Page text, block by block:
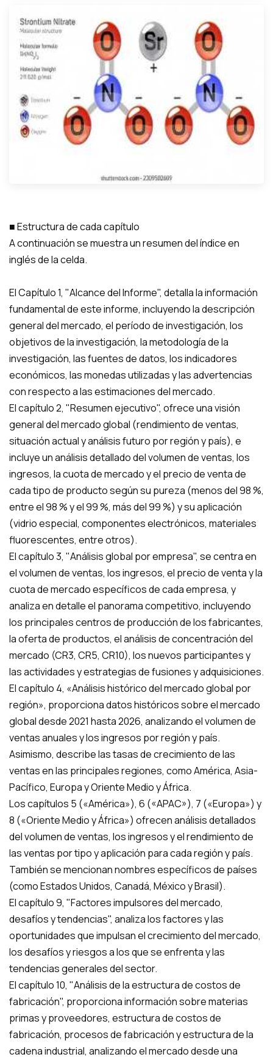
■ Estructura de cada capítulo
A continuación se muestra un resumen del índice en
inglés de la celda.
El Capítulo 1, "Alcance del Informe", detalla la información
fundamental de este informe, incluyendo la descripción
general del mercado, el período de investigación, los
objetivos de la investigación, la metodología de la
investigación, las fuentes de datos, los indicadores
económicos, las monedas utilizadas y las advertencias
con respecto a las estimaciones del mercado.
El capítulo 2, "Resumen ejecutivo", ofrece una visión
general del mercado global (rendimiento de ventas,
situación actual y análisis futuro por región y país), e
incluye un análisis detallado del volumen de ventas, los
ingresos, la cuota de mercado y el precio de venta de
cada tipo de producto según su pureza (menos del 98 %,
entre el 98 % y el 99 %, más del 99 %) y su aplicación
(vidrio especial, componentes electrónicos, materiales
fluorescentes, entre otros).
El capítulo 3, "Análisis global por empresa", se centra en
el volumen de ventas, los ingresos, el precio de venta y la
cuota de mercado específicos de cada empresa, y
analiza en detalle el panorama competitivo, incluyendo
los principales centros de producción de los fabricantes,
la oferta de productos, el análisis de concentración del
mercado (CR3, CR5, CR10), los nuevos participantes y
las actividades y estrategias de fusiones y adquisiciones.
El capítulo 4, «Análisis histórico del mercado global por
región», proporciona datos históricos sobre el mercado
global desde 2021 hasta 2026, analizando el volumen de
ventas anuales y los ingresos por región y país.
Asimismo, describe las tasas de crecimiento de las
ventas en las principales regiones, como América, Asia-
Pacífico, Europa y Oriente Medio y África.
Los capítulos 5 («América»), 6 («APAC»), 7 («Europa») y
8 («Oriente Medio y África») ofrecen análisis detallados
del volumen de ventas, los ingresos y el rendimiento de
las ventas por tipo y aplicación para cada región y país.
También se mencionan nombres específicos de países
(como Estados Unidos, Canadá, México y Brasil).
El capítulo 9, "Factores impulsores del mercado,
desafíos y tendencias", analiza los factores y las
oportunidades que impulsan el crecimiento del mercado,
los desafíos y riesgos a los que se enfrenta y las
tendencias generales del sector.
El capítulo 10, "Análisis de la estructura de costos de
fabricación", proporciona información sobre materias
primas y proveedores, estructura de costos de
fabricación, procesos de fabricación y estructura de la
cadena industrial, analizando el mercado desde una